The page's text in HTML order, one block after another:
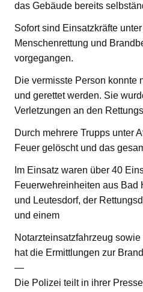
das Gebäude bereits
Sofort sind Einsatzkräfte
Menschenrettung und
vorgegangen.
Die vermisste Person konnte
und gerettet werden. Sie
Verletzungen an den
Durch mehrere Trupps unter
Feuer gelöscht und das
Im Einsatz waren über 40
Feuerwehreinheiten aus Bad
und Leutesdorf, der
und einem
Notarzteinsatzfahrzeug
hat die Ermittlungen zur
—
Die Polizei teilt in ihrer